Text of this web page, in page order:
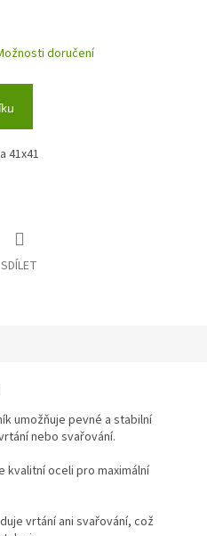
doručení
41x41
SDÍLET
umožňuje pevné a stabilní
nebo svařování.
kvalitní oceli pro maximální
vrtání ani svařování, což